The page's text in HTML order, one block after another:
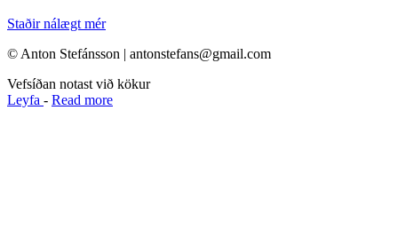
Staðir nálægt mér
© Anton Stefánsson | antonstefans@gmail.com
Vefsíðan notast við kökur
Leyfa - Read more